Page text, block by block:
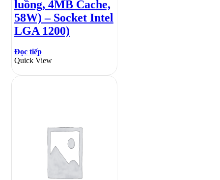
luồng, 4MB Cache,
58W) – Socket Intel
LGA 1200)
Đọc tiếp
Quick View